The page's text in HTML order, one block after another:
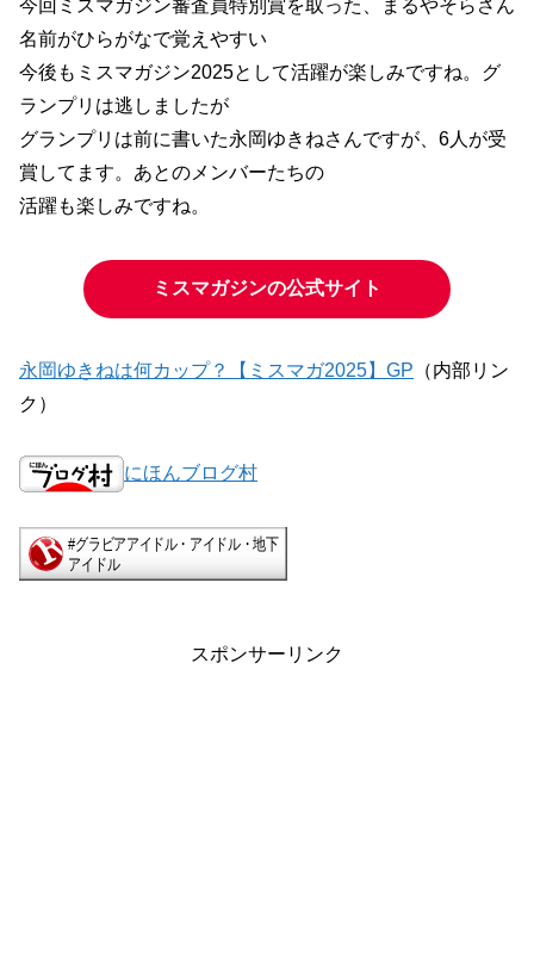
今回ミスマガジン審査員特別賞を取った、まるやそらさん
名前がひらがなで覚えやすい
今後もミスマガジン2025として活躍が楽しみですね。グ
ランプリは逃しましたが
グランプリは前に書いた永岡ゆきねさんですが、6人が受
賞してます。あとのメンバーたちの
活躍も楽しみですね。
ミスマガジンの公式サイト
永岡ゆきねは何カップ？【ミスマガ2025】GP （内部リン
ク）
にほんブログ村
スポンサーリンク